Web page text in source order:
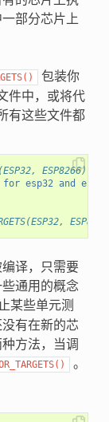
部分芯片上
包装你
件中，或将代
有这些文件都
ESP8266)
esp32 and
译，只需要
通用的概念
某些单元测
有在新的芯
方法，当调
。